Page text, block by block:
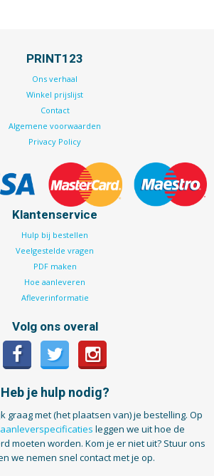
PRINT123
Ons verhaal
Winkel prijslijst
Contact
Algemene voorwaarden
Privacy Policy
Klantenservice
Hulp bij bestellen
Veelgestelde vragen
PDF maken
Hoe aanleveren
Afleverinformatie
Volg ons overal
Heb je hulp nodig?
graag met (het plaatsen van) je bestelling. Op
aanleverspecificaties leggen we uit hoe de
moeten worden. Kom je er niet uit? Stuur ons
we nemen snel contact met je op.